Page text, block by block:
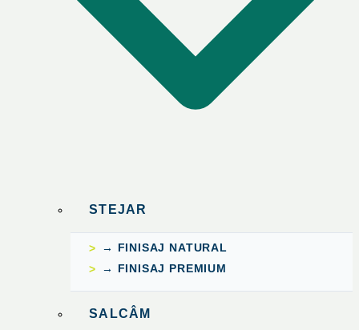
STEJAR
→ FINISAJ NATURAL
→ FINISAJ PREMIUM
SALCÂM